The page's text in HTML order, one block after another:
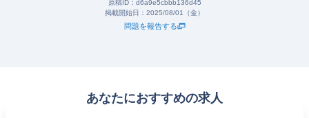
原稿ID： d6a9e5cbbb136d45
掲載開始日： 2025/08/01（金）
問題を報告する
あなたにおすすめの求人